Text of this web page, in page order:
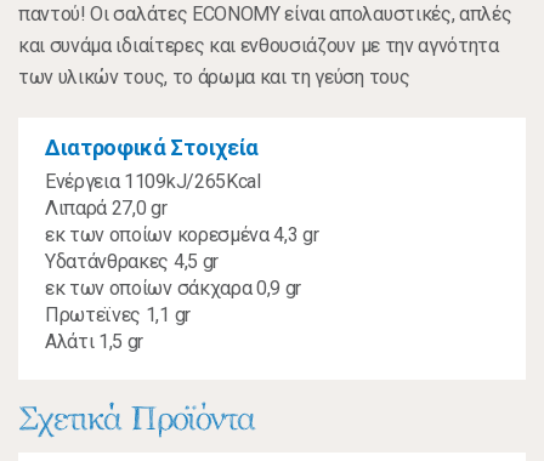
παντού! Οι σαλάτες ECONOMY είναι απολαυστικές, απλές
και συνάμα ιδιαίτερες και ενθουσιάζουν με την αγνότητα
των υλικών τους, το άρωμα και τη γεύση τους
Διατροφικά Στοιχεία
Ενέργεια 1109kJ/265Kcal
Λιπαρά 27,0 gr
εκ των οποίων κορεσμένα 4,3 gr
Υδατάνθρακες 4,5 gr
εκ των οποίων σάκχαρα 0,9 gr
Πρωτεϊνες 1,1 gr
Αλάτι 1,5 gr
Σχετικά Προϊόντα